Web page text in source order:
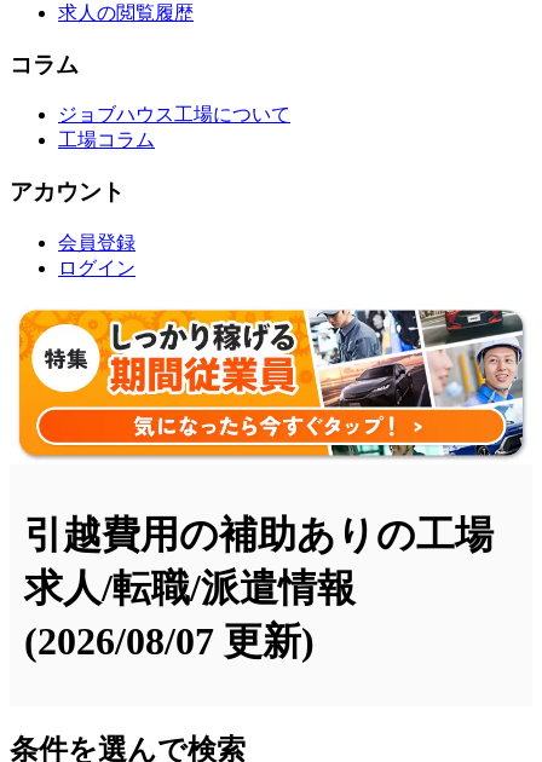
求人の閲覧履歴
コラム
ジョブハウス工場について
工場コラム
アカウント
会員登録
ログイン
引越費用の補助ありの工場
求人/転職/派遣情報
(2026/08/07 更新)
条件を選んで検索